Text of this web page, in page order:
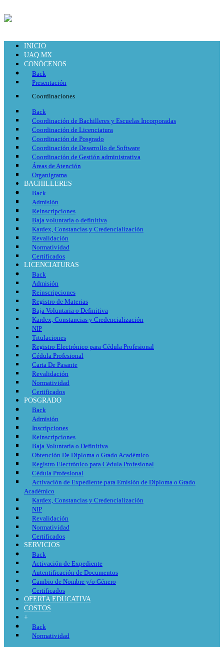
INICIO
UAQ.MX
CONÓCENOS
Back
Presentación
Coordinaciones
Back
Coordinación de Bachilleres y Escuelas Incorporadas
Coordinación de Licenciatura
Coordinación de Posgrado
Coordinación de Desarrollo de Software
Coordinación de Gestión administrativa
Áreas de Atención
Organigrama
BACHILLERES
Back
Admisión
Reinscripciones
Baja voluntaria o definitiva
Kardex, Constancias y Credencialización
Revalidación
Normatividad
Certificados
LICENCIATURAS
Back
Admisión
Reinscripciones
Registro de Materias
Baja Voluntaria o Definitiva
Kardex, Constancias y Credencialización
NIP
Titulaciones
Registro Electrónico para Cédula Profesional
Cédula Profesional
Carta De Pasante
Revalidación
Normatividad
Certificados
POSGRADO
Back
Admisión
Inscripciones
Reinscripciones
Baja Voluntaria o Definitiva
Obtención De Diploma o Grado Académico
Registro Electrónico para Cédula Profesional
Cédula Profesional
Activación de Expediente para Emisión de Diploma o Grado
Académico
Kardex, Constancias y Credencialización
NIP
Revalidación
Normatividad
Certificados
SERVICIOS
Back
Activación de Expediente
Autentificación de Documentos
Cambio de Nombre y/o Género
Certificados
OFERTA EDUCATIVA
COSTOS
+
Back
Normatividad